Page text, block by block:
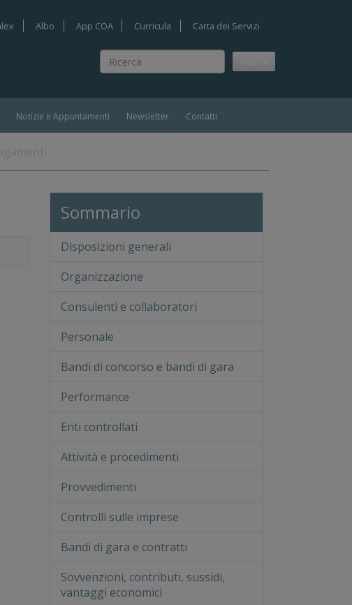
Ricerca
Albo App COA Curricula Carta dei Servizi
Notizie e Appuntamenti Newsletter Contatti
Sommario
Disposizioni generali
Organizzazione
Consulenti e collaboratori
Personale
Bandi di concorso e bandi di gara
Performance
Enti controllati
Attività e procedimenti
Provvedimenti
Controlli sulle imprese
Bandi di gara e contratti
Sovvenzioni, contributi, sussidi,
vantaggi economici